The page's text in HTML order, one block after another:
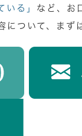
いる」
など、お
について、まず